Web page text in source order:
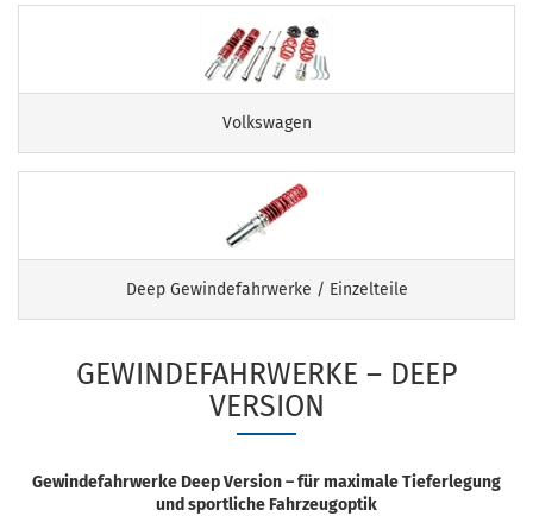
Volkswagen
Deep Gewindefahrwerke / Einzelteile
GEWINDEFAHRWERKE – DEEP
VERSION
Gewindefahrwerke Deep Version – für maximale Tieferlegung
und sportliche Fahrzeugoptik